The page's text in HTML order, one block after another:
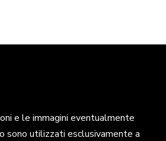
e le immagini eventualmente
sono utilizzati esclusivamente a